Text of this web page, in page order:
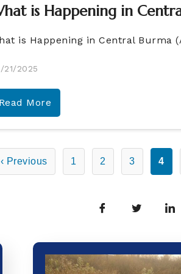
is Happening in
is Happening in Central Burma
21/2025
More
‹ Previous 1 2 3 4